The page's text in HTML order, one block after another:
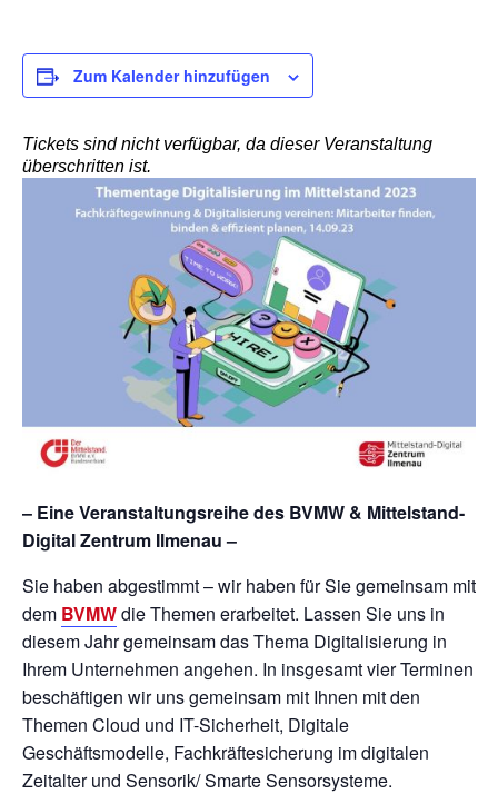
– Eine Veranstaltungsreihe des BVMW & Mittelstand-
Digital Zentrum Ilmenau –
Sie haben abgestimmt – wir haben für Sie gemeinsam mit
dem BVMWdie Themen erarbeitet. Lassen Sie uns in
diesem Jahr gemeinsam das Thema Digitalisierung in
Ihrem Unternehmen angehen. In insgesamt vier Terminen
beschäftigen wir uns gemeinsam mit Ihnen mit den
Themen Cloud und IT-Sicherheit, Digitale
Geschäftsmodelle, Fachkräftesicherung im digitalen
Zeitalter und Sensorik/ Smarte Sensorsysteme.
Zum Kalender hinzufügen
Tickets sind nicht verfügbar, da dieser Veranstaltung
überschritten ist.